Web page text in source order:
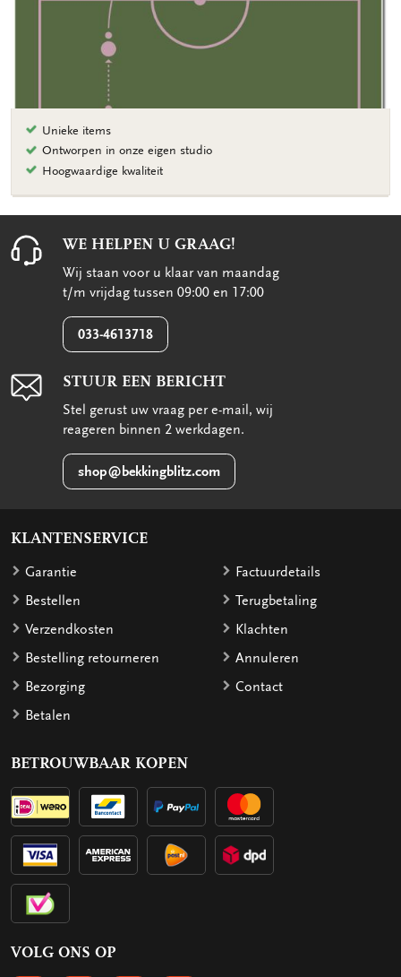
Unieke items
Ontworpen in onze eigen studio
Hoogwaardige kwaliteit
WE HELPEN U GRAAG!
Wij staan voor u klaar van maandag
t/m vrijdag tussen 09:00 en 17:00
033-4613718
STUUR EEN BERICHT
Stel gerust uw vraag per e-mail, wij
reageren binnen 2 werkdagen.
shop@bekkingblitz.com
KLANTENSERVICE
Garantie
Bestellen
Verzendkosten
Bestelling retourneren
Bezorging
Betalen
Factuurdetails
Terugbetaling
Klachten
Annuleren
Contact
BETROUWBAAR KOPEN
VOLG ONS OP